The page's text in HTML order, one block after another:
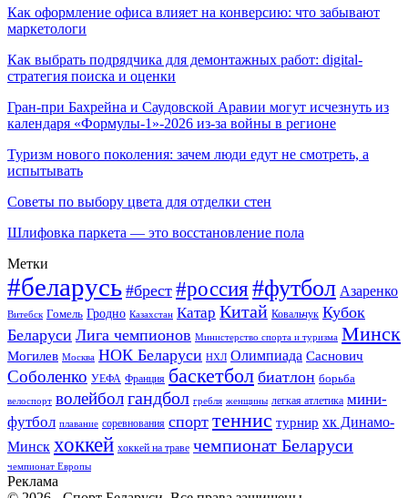
Как оформление офиса влияет на конверсию: что забывают
маркетологи
Как выбрать подрядчика для демонтажных работ: digital-
стратегия поиска и оценки
Гран-при Бахрейна и Саудовской Аравии могут исчезнуть из
календаря «Формулы-1»-2026 из-за войны в регионе
Туризм нового поколения: зачем люди едут не смотреть, а
испытывать
Советы по выбору цвета для отделки стен
Шлифовка паркета — это восстановление пола
Метки
#беларусь #брест #россия#футбол Азаренко
Витебск Гомель Гродно Казахстан Катар Китай Ковальчук Кубок
Беларуси Лига чемпионов Министерство спорта и туризма Минск
Могилев Москва НОК Беларуси НХЛ Олимпиада Саснович
Соболенко УЕФА Франция баскетбол биатлон борьба
велоспорт волейболгандбол гребля женщины легкая атлетика мини-
футбол плавание соревнования спорт теннис турнир хк Динамо-
Минск хоккей хоккей на траве чемпионат Беларуси
чемпионат Европы
Реклама